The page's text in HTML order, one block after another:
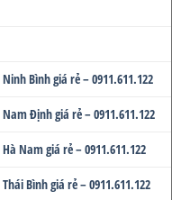
Bình giá rẻ – 0911.611.122
Định giá rẻ – 0911.611.122
Nam giá rẻ – 0911.611.122
Bình giá rẻ – 0911.611.122